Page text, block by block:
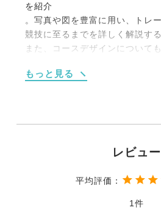
を紹介
。写真や図を豊富に用い、トレ
競技に至るまでを詳しく解説する
また、コースデザインについて
っておくべき馬の準備や世話な
「総合馬術競技」を読んで気づ
は、選手はもちろんのこと、イ
ームに対しても、非常に細かい
もっと見る
1